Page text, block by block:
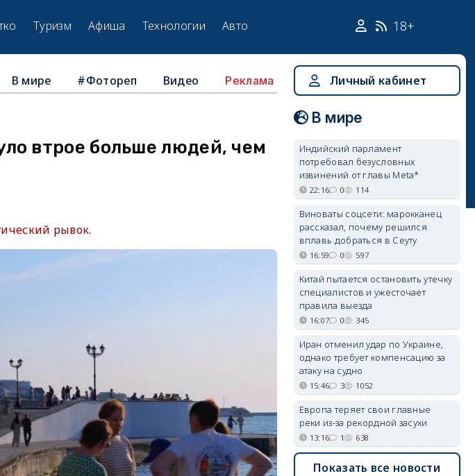
Туризм Афиша Технологии Авто 18+
В мире #Фотореп Видео Реклама
втрое больше людей, чем
рывок.
Личный кабинет
В мире
Индийский парламент
потребовал безусловных
извинений от главы Meta*
22:16 0 114
Виноваты соцсети: марокканец
рассказал, почему решился
вплавь добраться в Сеуту
16:59 0 597
Китай пытается остановить утечку
специалистов и ужесточает
правила выезда
16:07 0 345
Иран отменил удар по Украине,
однако требует компенсацию за
атаку на судно
15:46 3 1052
Европа теряет свои главные
реки из-за рекордной засухи
13:16 1 638
Показать все новости